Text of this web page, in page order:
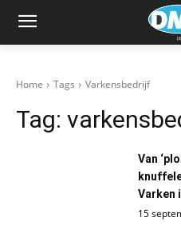
Home Tags Varkensbedrijf
Tag:
Van
Varken
15